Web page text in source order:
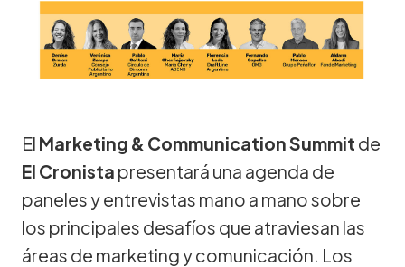
El Marketing & Communication Summit de
El Cronista presentará una agenda de
paneles y entrevistas mano a mano sobre
los principales desafíos que atraviesan las
áreas de marketing y comunicación. Los